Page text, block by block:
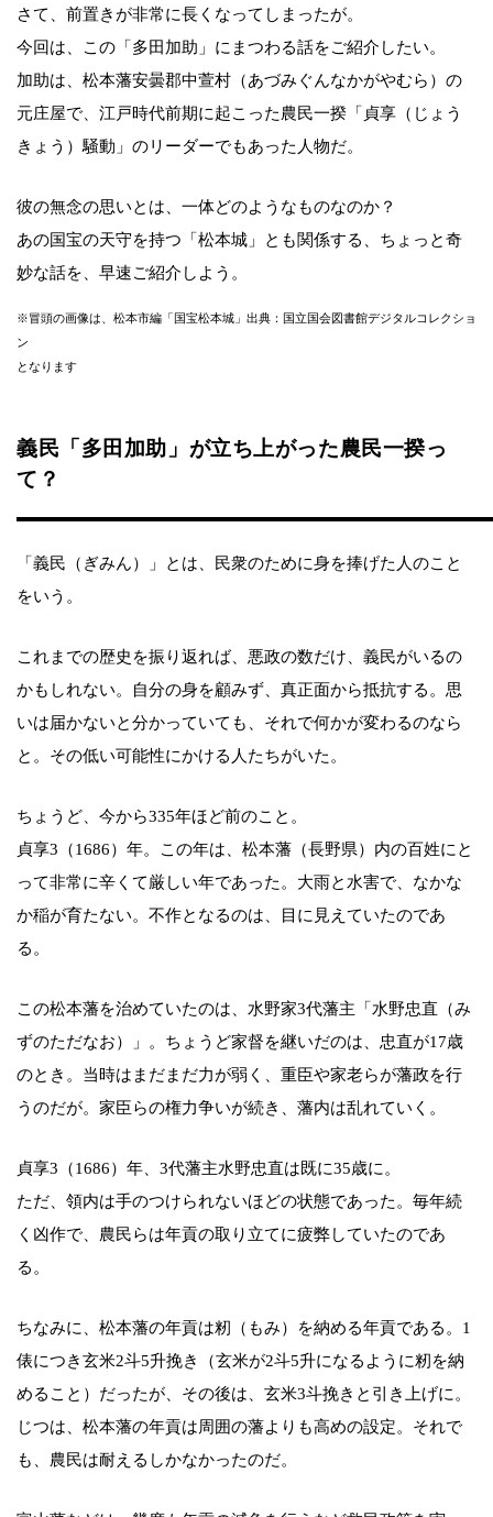
さて、前置きが非常に長くなってしまったが。
今回は、この「多田加助」にまつわる話をご紹介したい。
加助は、松本藩安曇郡中萱村（あづみぐんなかがやむら）の
元庄屋で、江戸時代前期に起こった農民一揆「貞享（じょう
きょう）騒動」のリーダーでもあった人物だ。
彼の無念の思いとは、一体どのようなものなのか？
あの国宝の天守を持つ「松本城」とも関係する、ちょっと奇
妙な話を、早速ご紹介しよう。
※冒頭の画像は、松本市編「国宝松本城」出典：国立国会図書館デジタルコレクショ
ン
となります
義民「多田加助」が立ち上がった農民一揆っ
て？
「義民（ぎみん）」とは、民衆のために身を捧げた人のこと
をいう。
これまでの歴史を振り返れば、悪政の数だけ、義民がいるの
かもしれない。自分の身を顧みず、真正面から抵抗する。思
いは届かないと分かっていても、それで何かが変わるのなら
と。その低い可能性にかける人たちがいた。
ちょうど、今から335年ほど前のこと。
貞享3（1686）年。この年は、松本藩（長野県）内の百姓にと
って非常に辛くて厳しい年であった。大雨と水害で、なかな
か稲が育たない。不作となるのは、目に見えていたのであ
る。
この松本藩を治めていたのは、水野家3代藩主「水野忠直（み
ずのただなお）」。ちょうど家督を継いだのは、忠直が17歳
のとき。当時はまだまだ力が弱く、重臣や家老らが藩政を行
うのだが。家臣らの権力争いが続き、藩内は乱れていく。
貞享3（1686）年、3代藩主水野忠直は既に35歳に。
ただ、領内は手のつけられないほどの状態であった。毎年続
く凶作で、農民らは年貢の取り立てに疲弊していたのであ
る。
ちなみに、松本藩の年貢は籾（もみ）を納める年貢である。1
俵につき玄米2斗5升挽き（玄米が2斗5升になるように籾を納
めること）だったが、その後は、玄米3斗挽きと引き上げに。
じつは、松本藩の年貢は周囲の藩よりも高めの設定。それで
も、農民は耐えるしかなかったのだ。